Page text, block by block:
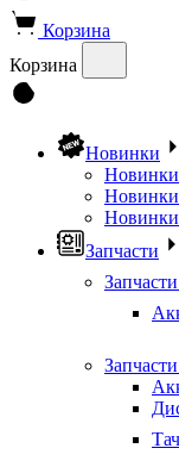
Корзина
Корзина
Новинки
Новинки
Новинки
Запчасти